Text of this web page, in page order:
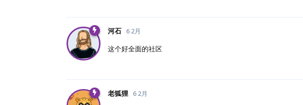
河石 6 2月
这个好全面的社区
老狐狸 6 2月